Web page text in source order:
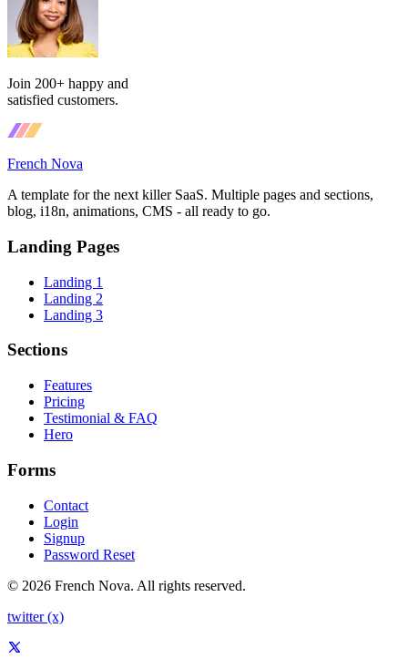
Join 200+ happy and
satisfied customers.
French Nova
A template for the next killer SaaS. Multiple pages and sections,
blog, i18n, animations, CMS - all ready to go.
Landing Pages
Landing 1
Landing 2
Landing 3
Sections
Features
Pricing
Testimonial & FAQ
Hero
Forms
Contact
Login
Signup
Password Reset
© 2026 French Nova. All rights reserved.
twitter (x)